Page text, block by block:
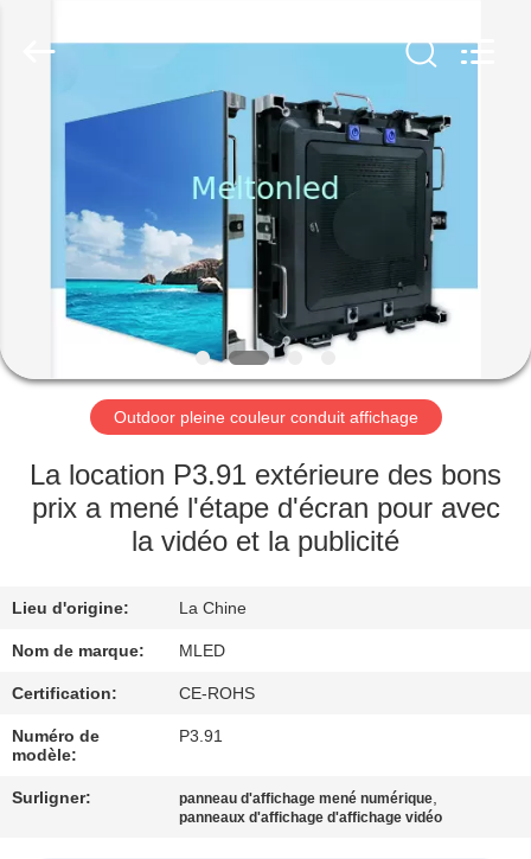
MAISON
PRODUITS
SUJET
DE
NOUS
VISITE
D'USINE
DE
QUALITÉ
COMPANY
NEWS
Outdoor pleine couleur conduit affichage
La location P3.91 extérieure des bons
prix a mené l'étape d'écran pour avec
la vidéo et la publicité
Lieu d'origine: La Chine
Nom de marque: MLED
Certification: CE-ROHS
Numéro de
modèle:
P3.91
Surligner: panneau d'affichage mené numérique,
panneaux d'affichage d'affichage vidéo